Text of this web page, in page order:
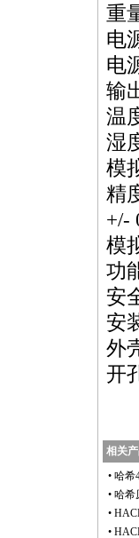
重
电
电
输
温
湿
模
精
+/-
模
功
安
安
外
开
相关
• 哈希
• 哈希
•
•